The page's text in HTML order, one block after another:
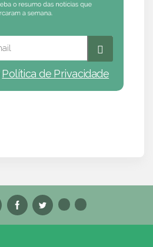
Política de Privacidade